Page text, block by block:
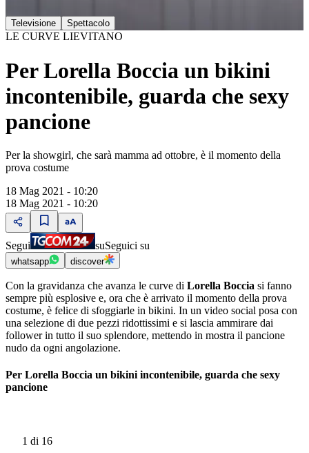
Televisione Spettacolo
LE CURVE LIEVITANO
Per Lorella Boccia un bikini
incontenibile, guarda che sexy
pancione
Per la showgirl, che sarà mamma ad ottobre, è il momento della
prova costume
18 Mag 2021 - 10:20
18 Mag 2021 - 10:20
Segui suSeguici su
whatsapp discover
Con la gravidanza che avanza le curve di Lorella Boccia si fanno
sempre più esplosive e, ora che è arrivato il momento della prova
costume, è felice di sfoggiarle in bikini. In un video social posa con
una selezione di due pezzi ridottissimi e si lascia ammirare dai
follower in tutto il suo splendore, mettendo in mostra il pancione
nudo da ogni angolazione.
Per Lorella Boccia un bikini incontenibile, guarda che sexy
pancione
1 di 16